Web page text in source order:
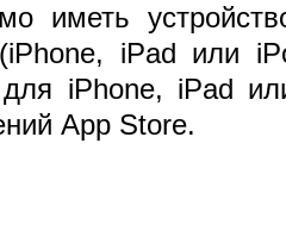
иметь
iPad или
iPhone, iPad
App Store.